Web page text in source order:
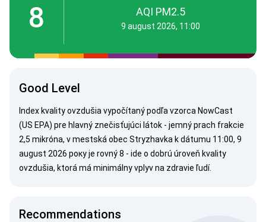
8 AQI PM2.5
9 august 2026, 11:00
Good Level
Index kvality ovzdušia vypočítaný podľa vzorca NowCast
(US EPA) pre hlavný znečisťujúci látok - jemný prach frakcie
2,5 mikróna, v mestská obec Stryzhavka k dátumu 11:00, 9
august 2026 року je rovný 8 - ide o dobrú úroveň kvality
ovzdušia, ktorá má minimálny vplyv na zdravie ľudí.
Recommendations